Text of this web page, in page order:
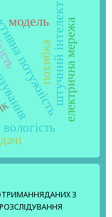
модель штучний інтелект
вологість
електрична мережа
похибка
З